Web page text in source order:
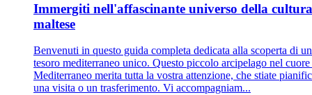
Immergiti nell'affascinante universo della cultura
maltese
Benvenuti in questo guida completa dedicata alla scoperta di un
tesoro mediterraneo unico. Questo piccolo arcipelago nel
Mediterraneo merita tutta la vostra attenzione, che stiate
una visita o un trasferimento. Vi accompagniam...